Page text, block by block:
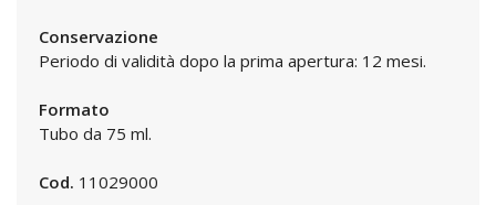
Conservazione
Periodo di validità dopo la prima apertura: 12 mesi.
Formato
Tubo da 75 ml.
Cod. 11029000